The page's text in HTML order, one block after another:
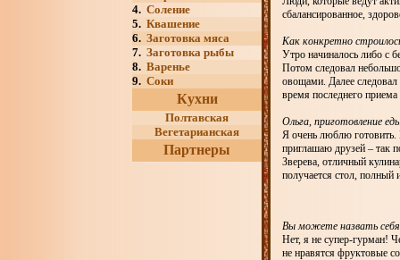
4. Соление
5. Квашение
6. Заготовка мяса
7. Заготовка рыбы
8. Варенье
9. Соки
Кухни
Полтавская
Вегетарианская
Партнеры
сбалансированное,
Как конкретно
Утро начиналось либо с
Потом следовал
овощами. Далее
время последнего
Ольга, приготовление
Я очень люблю готовить.
приглашаю друзей – так
Зверева, отличный
получается стол, полный
Вы можете назвать
Нет, я не супер-гурман!
не нравятся фруктовые